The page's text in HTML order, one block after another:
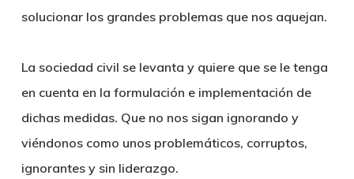
solucionar los grandes problemas que nos aquejan.
La sociedad civil se levanta y quiere que se le tenga
en cuenta en la formulación e implementación de
dichas medidas. Que no nos sigan ignorando y
viéndonos como unos problemáticos, corruptos,
ignorantes y sin liderazgo.